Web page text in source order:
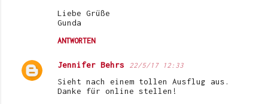
Liebe Grüße
Gunda
ANTWORTEN
Jennifer Behrs 22/5/17 12:33
Sieht nach einem tollen Ausflug aus.
Danke für online stellen!